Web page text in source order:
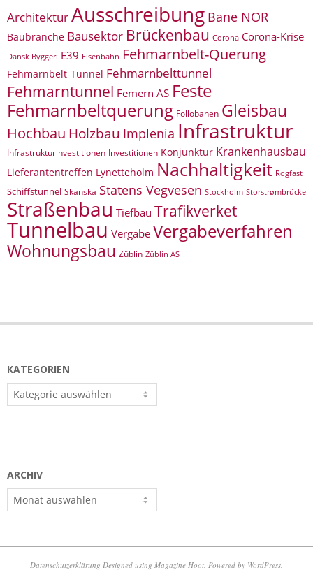
ArchitekturAusschreibung Bane NOR
Baubranche Bausektor Brückenbau Corona Corona-Krise
Dansk Byggeri E39 Eisenbahn Fehmarnbelt-Querung
Fehmarnbelt-Tunnel Fehmarnbelttunnel
Fehmarntunnel Femern AS Feste
Fehmarnbeltquerung Follobanen Gleisbau
Hochbau Holzbau Implenia Infrastruktur
Infrastrukturinvestitionen Investitionen Konjunktur Krankenhausbau
Lieferantentreffen Lynetteholm Nachhaltigkeit Rogfast
Schiffstunnel Skanska Statens Vegvesen Stockholm Storstrømbrücke
Straßenbau Tiefbau Trafikverket
Tunnelbau Vergabe Vergabeverfahren
Wohnungsbau Züblin Züblin AS
KATEGORIEN
Kategorien
ARCHIV
Archiv
Datenschutzerklärung Designed using Magazine Hoot. Powered by WordPress.